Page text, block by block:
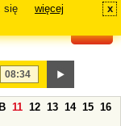
się
więcej x
11 12 13 14 15 16